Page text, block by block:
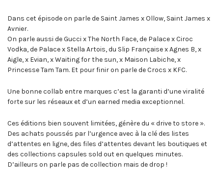
Dans cet épisode on parle de Saint James x Ollow, Saint James x
Avnier.
On parle aussi de Gucci x The North Face, de Palace x Ciroc
Vodka, de Palace x Stella Artois, du Slip Française x Agnes B, x
Aigle, x Evian, x Waiting for the sun, x Maison Labiche, x
Princesse Tam Tam. Et pour finir on parle de Crocs x KFC.
Une bonne collab entre marques c’est la garanti d’une viralité
forte sur les réseaux et d’un earned media exceptionnel.
Ces éditions bien souvent limitées, génère du « drive to store ».
Des achats poussés par l’urgence avec à la clé des listes
d’attentes en ligne, des files d’attentes devant les boutiques et
des collections capsules sold out en quelques minutes.
D’ailleurs on parle pas de collection mais de drop !